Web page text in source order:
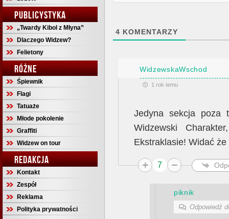
PUBLICYSTYKA
„Twardy Kibol z Młyna”
Dlaczego Widzew?
Felietony
RÓŻNE
Śpiewnik
Flagi
Tatuaże
Młode pokolenie
Graffiti
Widzew on tour
REDAKCJA
Kontakt
Zespół
Reklama
Polityka prywatności
4 KOMENTARZY
WidzewskaWschod
1 rok temu
Jedyna sekcja poza
Widzewski
Ekstraklasie! Widać że
7
piknik
Odpowiedź